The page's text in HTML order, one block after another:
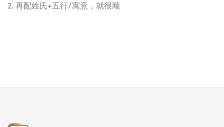
2. 再配姓氏+五行/寓意，就很顺